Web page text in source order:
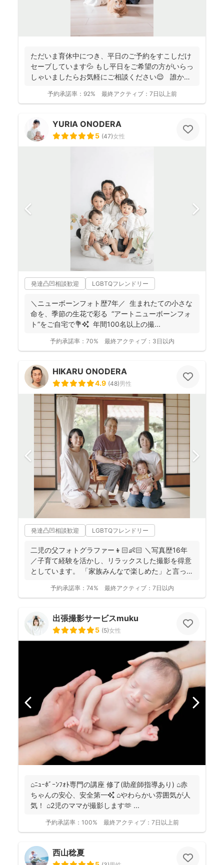
ただいま育休中につき、平日のご予約をすこしだけ
セーブしています💦 もし平日をご希望の方がいらっ
しゃいましたらお気軽にご相談ください😌 誰かに
予約承諾率： 92% 最終アクティブ： 7日以上前
YURIA ONODERA
5 (47)女性
発達凸凹相談歓迎 LGBTQフレンドリー
＼ニューボーンフォト歴7年／ 生まれたての小さな
命を、季節の生花で彩る “アートニューボーンフォ
ト”をご自宅で💐✨ 年間100名以上の撮...
予約承諾率： 70% 最終アクティブ： 3日以内
HIKARU ONODERA
4.9 (48)男性
発達凸凹相談歓迎 LGBTQフレンドリー
二児の父フォトグラファー👦🏻👶🏻 ＼写真歴16年
／子育て経験を活かし、リラックスした撮影を得意
としています。 「家族みんなで楽しめた」と言って
予約承諾率： 74% 最終アクティブ： 7日以内
出張撮影サービスmuku
5 (5)女性
⌂ﾆｭｰﾎﾞｰﾝﾌｫﾄ専門の講座 修了(助産師指導あり) ⌂赤
ちゃんの安心、安全第一✨ ⌂やわらかい雰囲気が人
気！ ⌂2児のママが撮影します🫶 ...
予約承諾率： 100% 最終アクティブ： 7日以上前
西山稔夏